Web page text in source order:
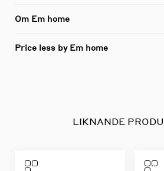
Om Em home
Price less by Em home
LIKNANDE